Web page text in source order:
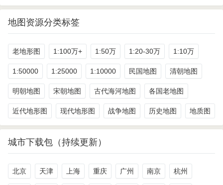
地图资源分类标签
老地形图 1:100万+ 1:50万 1:20-30万 1:10万
1:50000 1:25000 1:10000 民国地图 清朝地图
明朝地图 宋朝地图 古代海河地图 各国老地图
近代地形图 现代地形图 战争地图 历史地图 地质图
城市下载包（持续更新）
北京 天津 上海 重庆 广州 南京 杭州